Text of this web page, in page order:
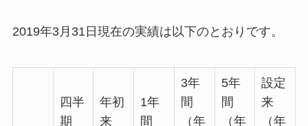
2019年3月31日現在の実績は以下のとおりです。
四半
期
年初
来
1年
間
3年
間
（年
5年
間
（年
設定
来
（年